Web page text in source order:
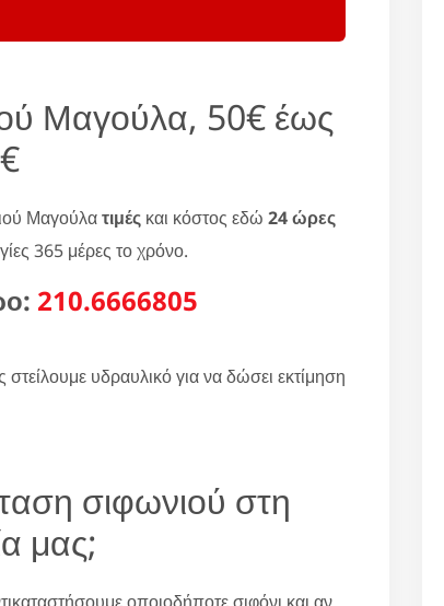
Μαγούλα, 50€ έως
Μαγούλατιμές και κόστος εδώ 24 ώρες
365 μέρες το χρόνο.
210.6666805
υδραυλικό για να δώσει εκτίμηση
σιφωνιού στη
μας;
οποιοδήποτε σιφόνι και αν